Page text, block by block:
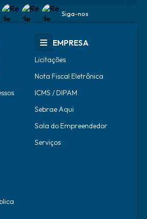
Siga-nos
EMPRESA
Licitações
Nota Fiscal Eletrônica
ICMS / DIPAM
Sebrae Aqui
Sala do Empreendedor
Serviços